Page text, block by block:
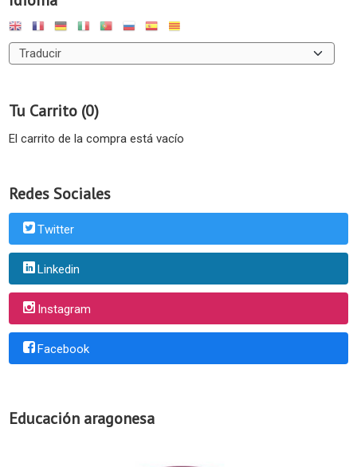
Tu Carrito (0)
El carrito de la compra está vacío
Redes Sociales
Twitter
Linkedin
Instagram
Facebook
Educación aragonesa